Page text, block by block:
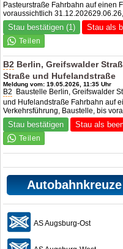
Pasteurstraße Fahrbahn auf einen
voraussichtlich
Stau bestätigen (1) Stau als
B2 Berlin, Greifswalder
Straße und Hufelandstraße
Meldung vom: 19.05.2026, 11:35 Uhr
B2
Baustelle Berlin, Greifswalder
und Hufelandstraße Fahrbahn auf
Verkehrsführung, Baustelle, bis
Stau bestätigen Stau als
AS Augsburg-Ost